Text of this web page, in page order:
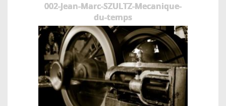
002-Jean-Marc-SZULTZ-Mecanique-
du-temps